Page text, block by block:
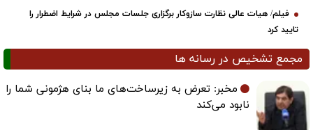
عالی نظارت سازوکار برگزاری جلسات مجلس در شرایط اضطرار را
در رسانه ها
مخبر: تعرض به زیرساخت‌های ما بنای هژمونی شما را
نابود می‌کند